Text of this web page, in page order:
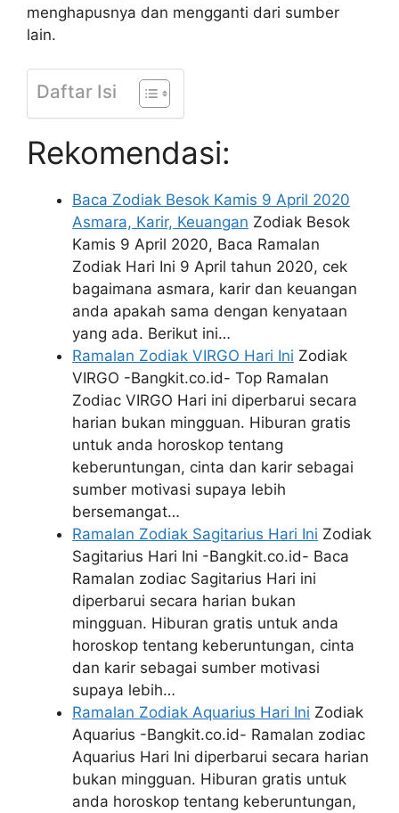
menghapusnya dan mengganti dari sumber
lain.
Daftar Isi
Rekomendasi:
Baca Zodiak Besok Kamis 9 April 2020
Asmara, Karir, Keuangan Zodiak Besok
Kamis 9 April 2020, Baca Ramalan
Zodiak Hari Ini 9 April tahun 2020, cek
bagaimana asmara, karir dan keuangan
anda apakah sama dengan kenyataan
yang ada. Berikut ini…
Ramalan Zodiak VIRGO Hari Ini Zodiak
VIRGO -Bangkit.co.id- Top Ramalan
Zodiac VIRGO Hari ini diperbarui secara
harian bukan mingguan. Hiburan gratis
untuk anda horoskop tentang
keberuntungan, cinta dan karir sebagai
sumber motivasi supaya lebih
bersemangat…
Ramalan Zodiak Sagitarius Hari Ini Zodiak
Sagitarius Hari Ini -Bangkit.co.id- Baca
Ramalan zodiac Sagitarius Hari ini
diperbarui secara harian bukan
mingguan. Hiburan gratis untuk anda
horoskop tentang keberuntungan, cinta
dan karir sebagai sumber motivasi
supaya lebih…
Ramalan Zodiak Aquarius Hari Ini Zodiak
Aquarius -Bangkit.co.id- Ramalan zodiac
Aquarius Hari Ini diperbarui secara harian
bukan mingguan. Hiburan gratis untuk
anda horoskop tentang keberuntungan,